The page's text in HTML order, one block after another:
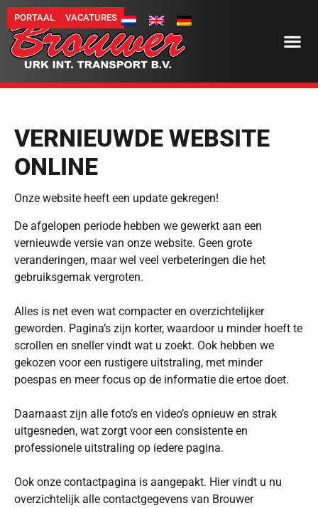
PORTAAL VACATURES
VERNIEUWDE WEBSITE
ONLINE
Onze website heeft een update gekregen!
De afgelopen periode hebben we gewerkt aan een
vernieuwde versie van onze website. Geen grote
veranderingen, maar wel veel verbeteringen die het
gebruiksgemak vergroten.
Alles is net even wat compacter en overzichtelijker
geworden. Pagina’s zijn korter, waardoor u minder hoeft te
scrollen en sneller vindt wat u zoekt. Ook hebben we
gekozen voor een rustigere uitstraling, met minder
poespas en meer focus op de informatie die ertoe doet.
Daarnaast zijn alle foto’s en video’s opnieuw en strak
uitgesneden, wat zorgt voor een consistente en
professionele uitstraling op iedere pagina.
Ook onze contactpagina is aangepakt. Hier vindt u nu
overzichtelijk alle contactgegevens van Brouwer